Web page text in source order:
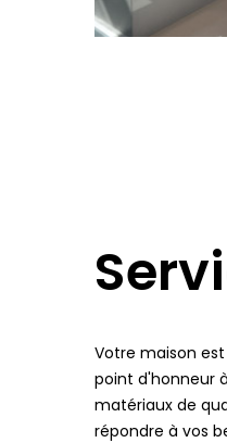
Votre maison
point d'honneur
matériaux de
répondre à vos